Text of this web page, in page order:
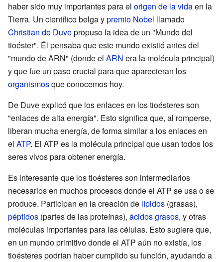
haber sido muy importantes para el origen de la vidaen la
Tierra. Un científico belga ypremio Nobel llamado
Christian de Duvepropuso la idea de un "Mundo del
tioéster". Él pensaba que este mundo existió antes del
"mundo de ARN" (donde el ARN era la molécula principal)
y que fue un paso crucial para que aparecieran los
organismosque conocemos hoy.
De Duve explicó que los enlaces en los tioésteres son
"enlaces de alta energía". Esto significa que, al romperse,
liberan mucha energía, de forma similar a los enlaces en
el ATP. El ATP es la molécula principal que usan todos los
seres vivos para obtener energía.
Es interesante que los tioésteres son intermediarios
necesarios en muchos procesos donde el ATP se usa o se
produce. Participan en la creación de lípidos (grasas),
péptidos (partes de las proteínas), ácidos grasos, y otras
moléculas importantes para las células. Esto sugiere que,
en un mundo primitivo donde el ATP aún no existía, los
tioésteres podrían haber cumplido su función, ayudando a